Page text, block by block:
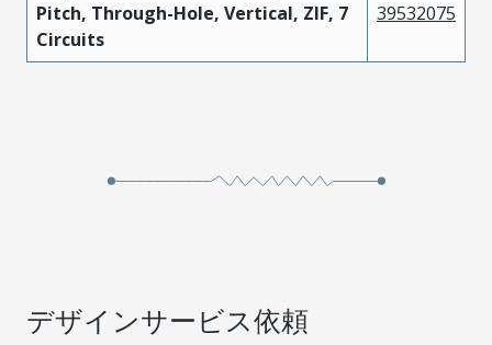
Pitch, Through-Hole, Vertical, ZIF, 7
Circuits
39532075
デザインサービス依頼